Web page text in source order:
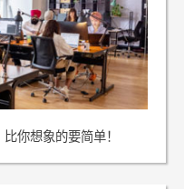
你想象的要简单！